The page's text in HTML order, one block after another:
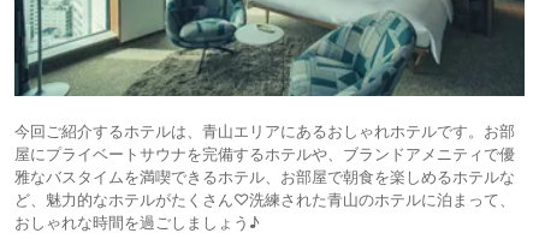
今回ご紹介するホテルは、青山エリアにあるおしゃれホテルです。お部
屋にプライベートサウナを完備するホテルや、ブランドアメニティで優
雅なバスタイムを満喫できるホテル、お部屋で朝食を楽しめるホテルな
ど、魅力的なホテルがたくさん♡洗練された青山のホテルに泊まって、
おしゃれな時間を過ごしましょう♪